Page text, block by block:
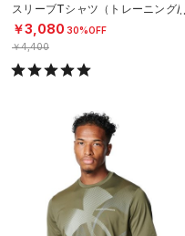
スリーブTシャツ（トレーニング/M
EN）
￥3,080 30%OFF
￥4,400